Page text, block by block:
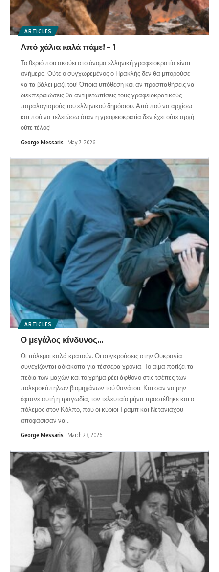
ARTICLES
Από χάλια καλά πάμε! – 1
Το θεριό που ακούει στο όνομα ελληνική γραφειοκρατία είναι
ανήμερο. Ούτε ο συγχωρεμένος ο Ηρακλής δεν θα μπορούσε
να τα βάλει μαζί του! Όποια υπόθεση και αν προσπαθήσεις να
διεκπεραιώσεις θα αντιμετωπίσεις τους γραφειοκρατικούς
παραλογισμούς του ελληνικού δημόσιου. Από πού να αρχίσω
και πού να τελειώσω όταν η γραφειοκρατία δεν έχει ούτε αρχή
ούτε τέλος!
George Messaris May 7, 2026
ARTICLES
Ο μεγάλος κίνδυνος…
Οι πόλεμοι καλά κρατούν. Οι συγκρούσεις στην Ουκρανία
συνεχίζονται αδιάκοπα για τέσσερα χρόνια. Το αίμα ποτίζει τα
πεδία των μαχών και το χρήμα ρέει άφθονο στις τσέπες των
πολεμοκάπηλων βιομηχάνων τού θανάτου. Και σαν να μην
έφτανε αυτή η τραγωδία, τον τελευταίο μήνα προστέθηκε και ο
πόλεμος στον Κόλπο, που οι κύριοι Τραμπ και Νετανιάχου
αποφάσισαν να…
George Messaris March 23, 2026